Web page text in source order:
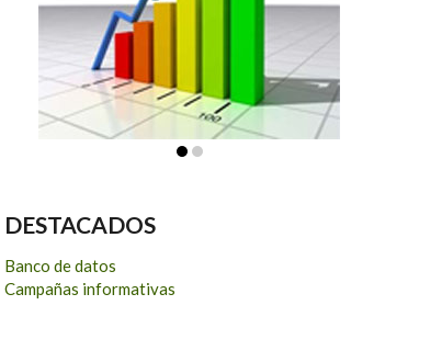
DESTACADOS
Banco de datos
Campañas informativas